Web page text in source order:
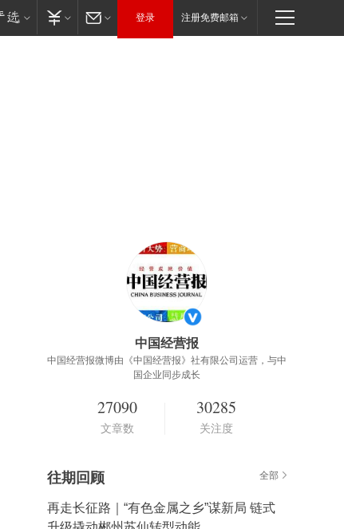
登录 注册免费邮箱
中国经营报
中国经营报微博由《中国经营报》社有限公司运营，与中
国企业同步成长
27090
文章数
30285
关注度
往期回顾 全部
再走长征路｜“有色金属之乡”谋新局 链式